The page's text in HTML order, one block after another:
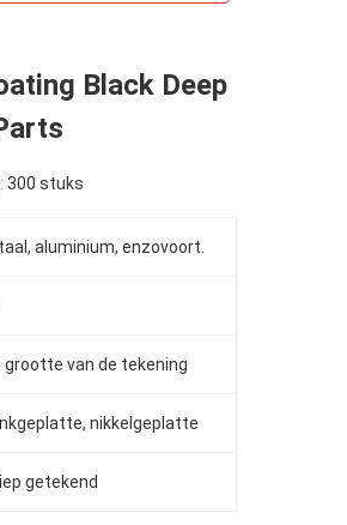
Black Deep
300 stuks
aluminium, enzovoort.
grootte van de tekening
nikkelgeplatte
getekend